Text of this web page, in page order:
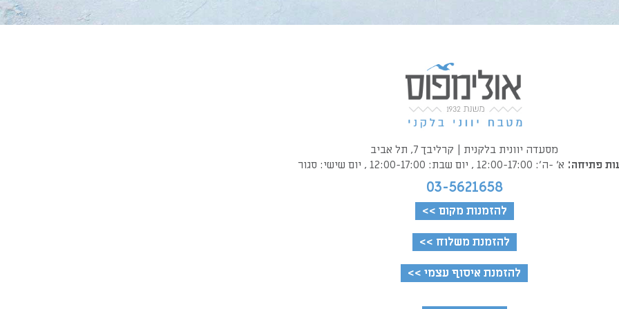
מסעדה יוונית בלקנית | קרליבך 7, תל אביב
פתיחה: א׳ -ה׳: 12:00-17:00 , יום שבת: 12:00-17:00 , יום שישי: סגור
03-5621658
להזמנות מקום >>
להזמנת משלוח >>
להזמנת איסוף עצמי >>